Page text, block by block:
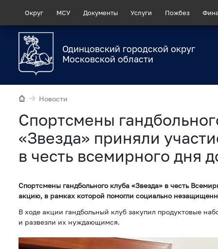
Округ МСУ Документы Услуги Пожбез
Одинцовский городской округ
Московской области
Новости
Спортсмены
«Звезда» приняли
в честь всемирного дня
Спортсмены гандбольного клуба «Звезда» в честь
акцию, в рамках которой помогли социально
В ходе акции гандбольный клуб закупил продуктовые
и развезли их нуждающимся.